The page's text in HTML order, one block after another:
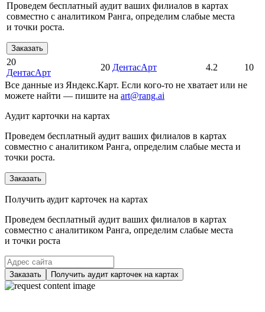
Проведем бесплатный аудит ваших филиалов в картах
совместно с аналитиком Ранга, определим слабые места
и точки роста.
Заказать
20
ДентасАрт
20 ДентасАрт 4.2
10
Все данные из Яндекс.Карт. Если кого-то не хватает или не
можете найти — пишите на art@rang.ai
Аудит карточки на картах
Проведем бесплатный аудит ваших филиалов в картах
совместно с аналитиком Ранга, определим слабые места и
точки роста.
Заказать
Получить аудит карточек на картах
Проведем бесплатный аудит ваших филиалов в картах
совместно с аналитиком Ранга, определим слабые места
и точки роста
Заказать Получить аудит карточек на картах